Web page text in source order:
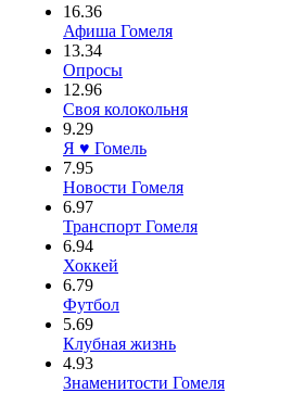
16.36
Афиша Гомеля
13.34
Опросы
12.96
Своя колокольня
9.29
Я ♥ Гомель
7.95
Новости Гомеля
6.97
Транспорт Гомеля
6.94
Хоккей
6.79
Футбол
5.69
Клубная жизнь
4.93
Знаменитости Гомеля